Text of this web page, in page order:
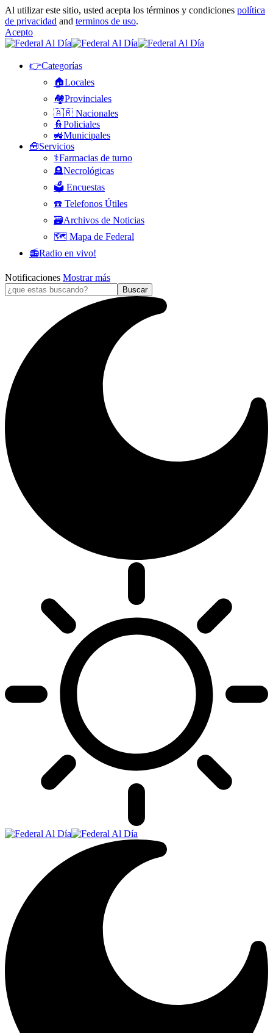
Al utilizar este sitio, usted acepta los términos y condiciones política
de privacidad and terminos de uso.
Acepto
👉Categorías
🏠Locales
🏘️Provinciales
🇦🇷 Nacionales
👮Policiales
🚜Municipales
🧰Servicios
⚕️Farmacias de turno
🪦Necrológicas
🗳️ Encuestas
☎️ Telefonos Útiles
🗃️Archivos de Noticias
🗺️ Mapa de Federal
📻Radio en vivo!
Notificaciones Mostrar más